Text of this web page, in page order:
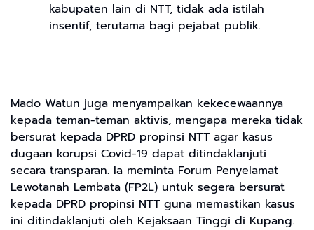
kabupaten lain di NTT, tidak ada istilah
insentif, terutama bagi pejabat publik.
Mado Watun juga menyampaikan kekecewaannya
kepada teman-teman aktivis, mengapa mereka tidak
bersurat kepada DPRD propinsi NTT agar kasus
dugaan korupsi Covid-19 dapat ditindaklanjuti
secara transparan. Ia meminta Forum Penyelamat
Lewotanah Lembata (FP2L) untuk segera bersurat
kepada DPRD propinsi NTT guna memastikan kasus
ini ditindaklanjuti oleh Kejaksaan Tinggi di Kupang.